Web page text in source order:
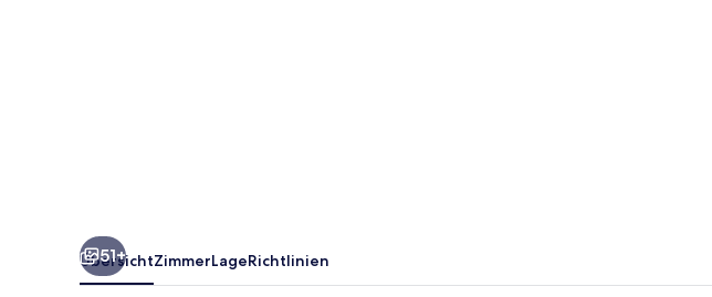
51+
ÜbersichtZimmerLageRichtlinien